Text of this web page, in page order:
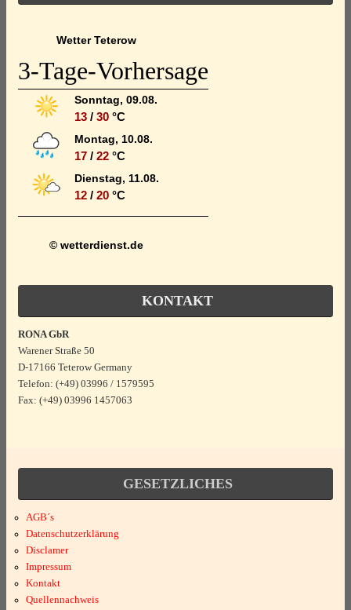
Wetter Teterow
3-Tage-Vorhersage
Sonntag, 09.08.
13 / 30 °C
Montag, 10.08.
17 / 22 °C
Dienstag, 11.08.
12 / 20 °C
© wetterdienst.de
KONTAKT
RONA GbR
Warener Straße 50
D-17166 Teterow Germany
Telefon: (+49) 03996 / 1579595
Fax: (+49) 03996 1457063
GESETZLICHES
AGB´s
Datenschutzerklärung
Disclamer
Impressum
Kontakt
Quellennachweis